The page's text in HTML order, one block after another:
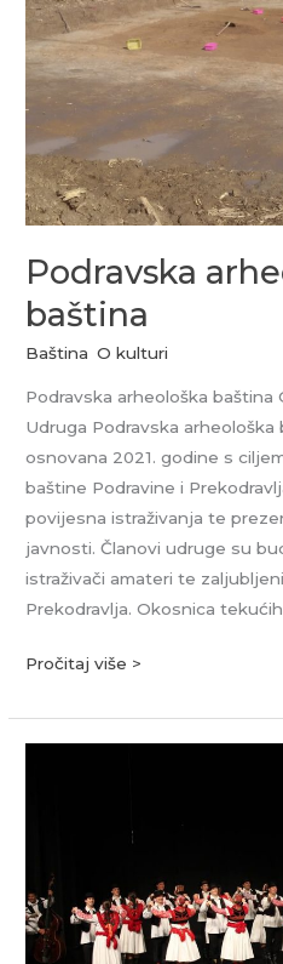
Podravska
baština
Baština ,O kulturi
Podravska arheološka baština
Udruga Podravska arheološka
osnovana 2021. godine s
baštine Podravine i
povijesna istraživanja te
javnosti. Članovi udruge su
istraživači amateri te
Prekodravlja. Okosnica
Pročitaj više >